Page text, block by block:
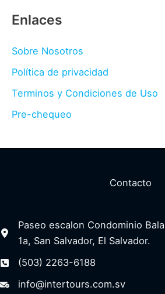
Enlaces
Sobre Nosotros
Política de privacidad
Terminos y Condiciones de Uso
Pre-chequeo
Contacto
Paseo escalon Condominio
1a, San Salvador, El Salvador.
(503) 2263-6188
info@intertours.com.sv